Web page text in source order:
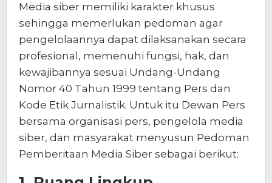
Media siber memiliki karakter khusus
sehingga memerlukan pedoman agar
pengelolaannya dapat dilaksanakan secara
profesional, memenuhi fungsi, hak, dan
kewajibannya sesuai Undang-Undang
Nomor 40 Tahun 1999 tentang Pers dan
Kode Etik Jurnalistik. Untuk itu Dewan Pers
bersama organisasi pers, pengelola media
siber, dan masyarakat menyusun Pedoman
Pemberitaan Media Siber sebagai berikut: